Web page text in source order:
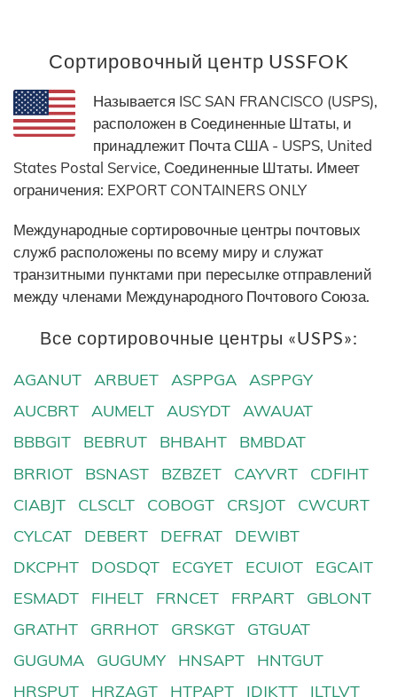
Сортировочный центр USSFOK
Называется ISC SAN FRANCISCO (USPS),
расположен в Соединенные Штаты, и
принадлежит Почта США - USPS, United
States Postal Service, Соединенные Штаты. Имеет
ограничения: EXPORT CONTAINERS ONLY
Международные сортировочные центры почтовых
служб расположены по всему миру и служат
транзитными пунктами при пересылке отправлений
между членами Международного Почтового Союза.
Все сортировочные центры «USPS»:
AGANUT ARBUET ASPPGA
ASPPGY
AUCBRT
AUMELT AUSYDT
AWAUAT
BBBGIT
BEBRUT BHBAHT
BMBDAT
BRRIOT
BSNAST BZBZET CAYVRT
CDFIHT
CIABJT
CLSCLT COBOGT CRSJOT
CWCURT
CYLCAT
DEBERT DEFRAT
DEWIBT
DKCPHT
DOSDQT ECGYET ECUIOT
EGCAIT
ESMADT
FIHELT FRNCET FRPART
GBLONT
GRATHT
GRRHOT GRSKGT
GTGUAT
GUGUMA
GUGUMY HNSAPT
HNTGUT
HRSPUT
HRZAGT HTPAPT IDJKTT ILTLVT